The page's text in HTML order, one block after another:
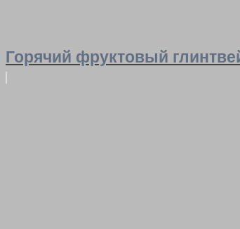
Горячий фруктовый